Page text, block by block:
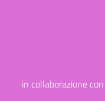
in collaborazione con